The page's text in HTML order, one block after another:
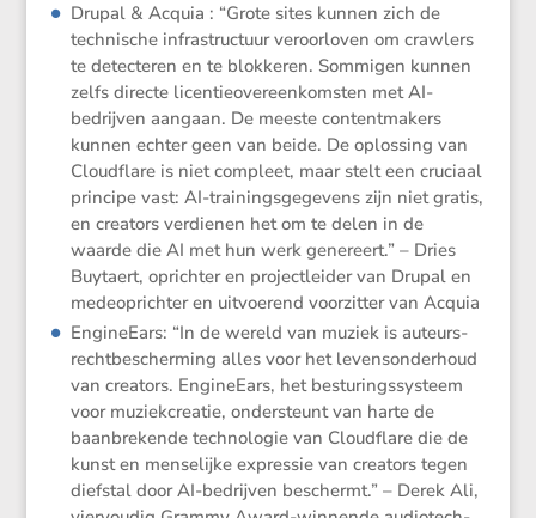
Drupal & Acquia : “Grote sites kunnen zich de
techni­sche infra­struc­tuur veroor­loven om crawlers
te detec­teren en te blokkeren. Sommigen kunnen
zelfs directe licen­tie­over­een­kom­sten met AI-
bedrijven aangaan. De meeste content­ma­kers
kunnen echter geen van beide. De oplos­sing van
Cloud­flare is niet compleet, maar stelt een cruciaal
principe vast: AI-trainings­ge­ge­vens zijn niet gratis,
en creators verdienen het om te delen in de
waarde die AI met hun werk genereert.” – Dries
Buytaert, oprichter en project­leider van Drupal en
medeop­richter en uitvoe­rend voorzitter van Acquia
EngineEars: “In de wereld van muziek is auteurs­
recht­be­scher­ming alles voor het levens­on­der­houd
van creators. EngineEars, het bestu­rings­sys­teem
voor muziek­cre­atie, onder­steunt van harte de
baanbre­kende techno­logie van Cloud­flare die de
kunst en mense­lijke expressie van creators tegen
diefstal door AI-bedrijven beschermt.” – Derek Ali,